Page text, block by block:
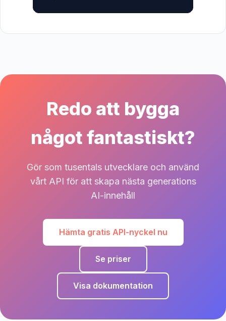
Redo att bygga
något fantastiskt?
Gör som tusentals utvecklare och använd
vårt API för att skapa nästa generations
AI-innehåll
Hämta gratis API-nyckel nu
Se priser
Visa dokumentation